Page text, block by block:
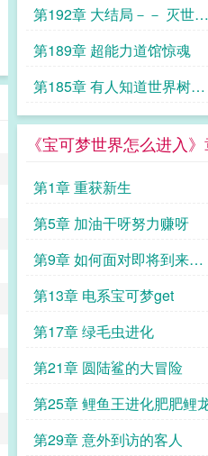
第192章 大结局－－ 灭世危
机
第189章 超能力道馆惊魂
第185章 有人知道世界树在
哪里吗
《宝可梦世界怎么进入
第1章 重获新生
第5章 加油干呀努力赚呀
第9章 如何面对即将到来的
危险
第13章 电系宝可梦get
第17章 绿毛虫进化
第21章 圆陆鲨的大冒险
第25章 鲤鱼王进化肥肥鲤
第29章 意外到访的客人